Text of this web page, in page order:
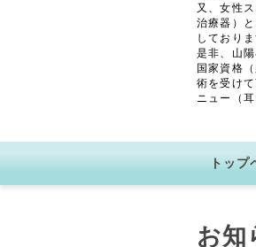
又、女性
治療器）
しておりま
是非、山
国家資格
術を受け
ニュー（
トップ
お知